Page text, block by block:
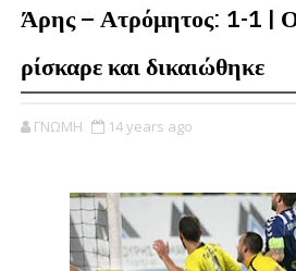
Άρης – Ατρόμητος: 1-1 |
ρίσκαρε και δικαιώθηκε
ΓΝΩΜΗ 14 years ago